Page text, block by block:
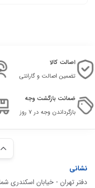
اصالت کالا
تضمین اصالت و گارانتی
ضمانت بازگشت وجه
بازگرداندن وجه در ۷ روز
نشانی
دفتر تهران - خیابان اسکندری